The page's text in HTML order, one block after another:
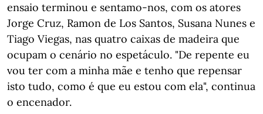
ensaio terminou e sentamo-nos, com os atores
Jorge Cruz, Ramon de Los Santos, Susana Nunes e
Tiago Viegas, nas quatro caixas de madeira que
ocupam o cenário no espetáculo. "De repente eu
vou ter com a minha mãe e tenho que repensar
isto tudo, como é que eu estou com ela", continua
o encenador.